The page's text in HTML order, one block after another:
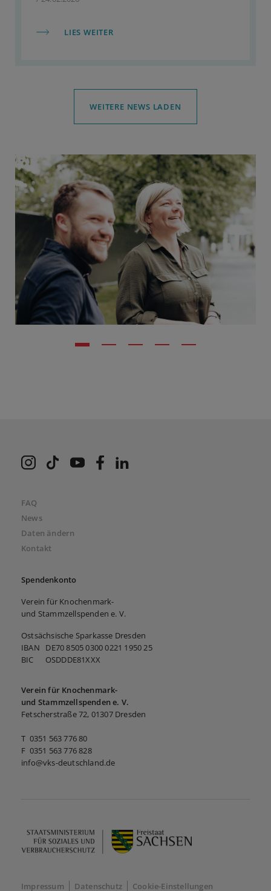
mit den Krebszellen zerstört. Um
aufzubauen, braucht es gesunde
gewinnen. Ansonsten unterscheiden sie sich
deutlich im Ablauf.
LIES WEITER
WEITERE NEWS LADEN
VKS bei Instagram
VKS bei TikTok
VKS bei Youtube
VKS bei Facebook
FAQ
News
Daten ändern
Kontakt
Spendenkonto
Verein für Knochenmark-
und Stammzellspenden e. V.
Ostsächsische Sparkasse Dresden
IBAN DE70 8505 0300 0221 1950 25
BIC OSDDDE81XXX
Verein für Knochenmark-
und Stammzellspenden e. V.
Fetscherstraße 72, 01307 Dresden
T 0351 563 776 80
F 0351 563 776 828
info@vks-deutschland.de
Impressum Datenschutz Cookie-Einstellungen